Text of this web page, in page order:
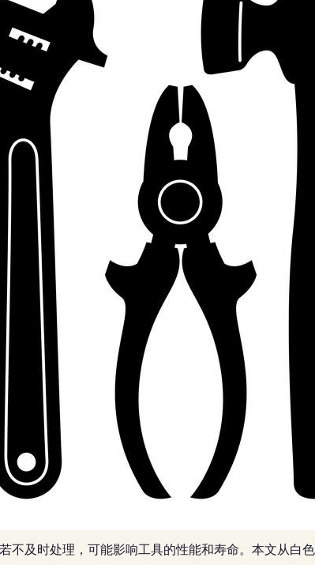
不及时处理，可能影响工具的性能和寿命。本文从白